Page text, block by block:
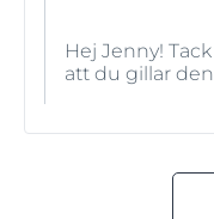
Hej Jenny!
att du gillar